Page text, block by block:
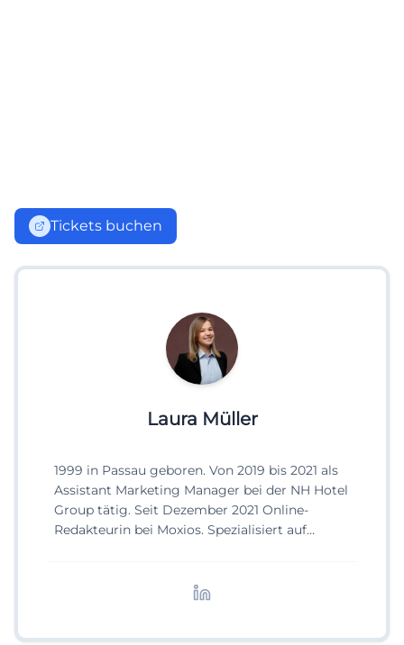
Tickets buchen
Laura Müller
1999 in Passau geboren. Von 2019 bis 2021 als
Assistant Marketing Manager bei der NH Hotel
Group tätig. Seit Dezember 2021 Online-
Redakteurin bei Moxios. Spezialisiert auf